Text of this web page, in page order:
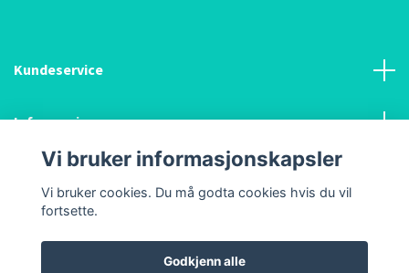
Kundeservice
Informasjon
Vi bruker informasjonskapsler
Vi bruker cookies. Du må godta cookies hvis du vil
fortsette.
Godkjenn alle